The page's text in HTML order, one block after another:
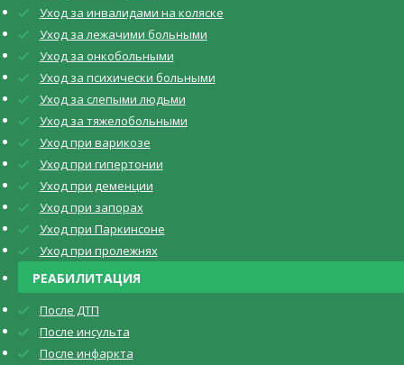
Уход за инвалидами на коляске
Уход за лежачими больными
Уход за онкобольными
Уход за психически больными
Уход за слепыми людьми
Уход за тяжелобольными
Уход при варикозе
Уход при гипертонии
Уход при деменции
Уход при запорах
Уход при Паркинсоне
Уход при пролежнях
РЕАБИЛИТАЦИЯ
После ДТП
После инсульта
После инфаркта